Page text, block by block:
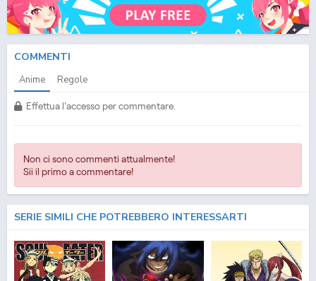
COMMENTI
Anime Regole
Effettua l'accesso per commentare.
Non ci sono commenti attualmente!
Sii il primo a commentare!
SERIE SIMILI CHE POTREBBERO INTERESSARTI